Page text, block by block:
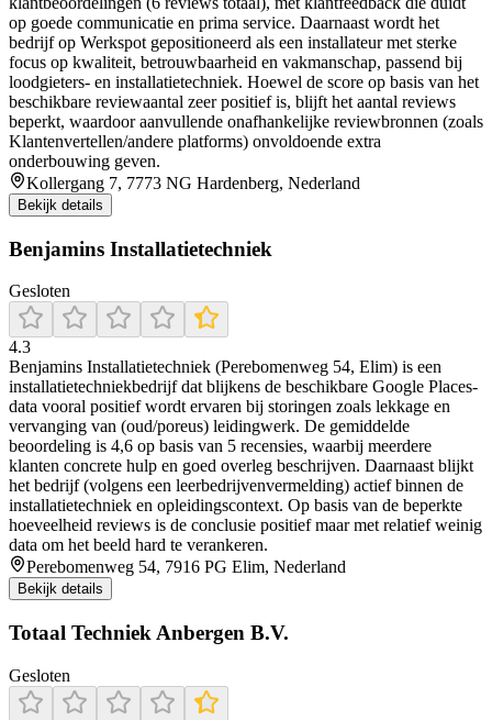
op goede communicatie en prima service. Daarnaast wordt het
bedrijf op Werkspot gepositioneerd als een installateur met sterke
focus op kwaliteit, betrouwbaarheid en vakmanschap, passend bij
loodgieters- en installatietechniek. Hoewel de score op basis van het
beschikbare reviewaantal zeer positief is, blijft het aantal reviews
beperkt, waardoor aanvullende onafhankelijke reviewbronnen (zoals
Klantenvertellen/andere platforms) onvoldoende extra
onderbouwing geven.
Kollergang 7, 7773 NG Hardenberg, Nederland
Bekijk details
Benjamins Installatietechniek
Gesloten
4.3
Benjamins Installatietechniek (Perebomenweg 54, Elim) is een
installatietechniekbedrijf dat blijkens de beschikbare Google Places-
data vooral positief wordt ervaren bij storingen zoals lekkage en
vervanging van (oud/poreus) leidingwerk. De gemiddelde
beoordeling is 4,6 op basis van 5 recensies, waarbij meerdere
klanten concrete hulp en goed overleg beschrijven. Daarnaast blijkt
het bedrijf (volgens een leerbedrijvenvermelding) actief binnen de
installatietechniek en opleidingscontext. Op basis van de beperkte
hoeveelheid reviews is de conclusie positief maar met relatief weinig
data om het beeld hard te verankeren.
Perebomenweg 54, 7916 PG Elim, Nederland
Bekijk details
Totaal Techniek Anbergen B.V.
Gesloten